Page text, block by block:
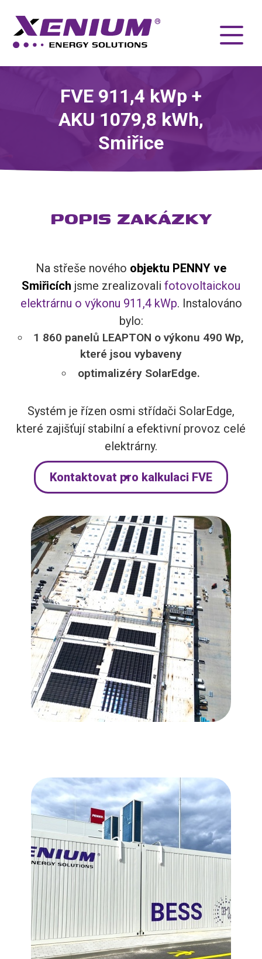
FVE 911,4 kWp +
AKU 1079,8 kWh,
Smiřice
POPIS ZAKÁZKY
Na střeše nového objektu PENNY ve
Smiřicích jsme zrealizovali fotovoltaickou
elektrárnu o výkonu 911,4 kWp. Instalováno
bylo:
1 860 panelů LEAPTON o výkonu 490 Wp,
které jsou vybaveny
optimalizéry SolarEdge.
Systém je řízen osmi střídači SolarEdge,
které zajišťují stabilní a efektivní provoz celé
elektrárny.
Kontaktovat pro kalkulaci FVE